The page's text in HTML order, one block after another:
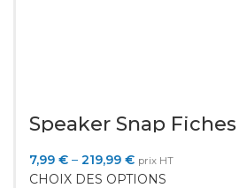
Speaker Snap
7,99 € – 219,99 € prix HT
CHOIX DES OPTIONS